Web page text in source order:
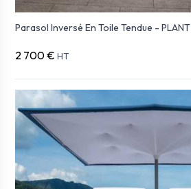
Parasol Inversé En Toile Tendue - PLANT
2 700 € HT